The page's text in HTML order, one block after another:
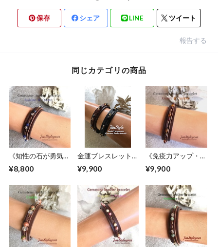
保存 シェア LINE ツイート
報告する
同じカテゴリの商品
《知性の石が勇気と
の後押し》ソーダラ
¥8,800
金運ブレスレット
越えて金運を呼び寄
ヘマタイト
¥9,900
《免疫力アップ・自
揮させたい方》琥
¥9,900